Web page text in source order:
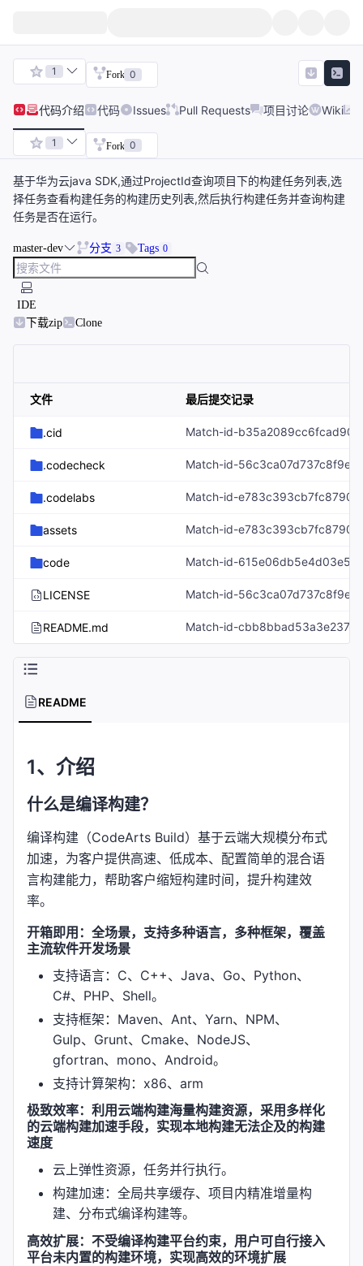
1 Fork 0
代码介绍 代码 Issues Pull Requests 项目讨论 Wiki
1 Fork 0
基于华为云java SDK,通过ProjectId查询项目下的构建任务列表,选
择任务查看构建任务的构建历史列表,然后执行构建任务并查询构建
任务是否在运行。
master-dev 分支 3 Tags 0
IDE
下载zip
Clone
文件 最后提交记录
.cid
.codecheck
.codelabs
assets
code
LICENSE
README.md
README
1、介绍
什么是编译构建？
编译构建（CodeArts Build）基于云端大规模分布式
加速，为客户提供高速、低成本、配置简单的混合语
言构建能力，帮助客户缩短构建时间，提升构建效
率。
开箱即用：全场景，支持多种语言，多种框架，覆盖
主流软件开发场景
支持语言：C、C++、Java、Go、Python、
C#、PHP、Shell。
支持框架：Maven、Ant、Yarn、NPM、
Gulp、Grunt、Cmake、NodeJS、
gfortran、mono、Android。
支持计算架构：x86、arm
极致效率：利用云端构建海量构建资源，采用多样化
的云端构建加速手段，实现本地构建无法企及的构建
速度
云上弹性资源，任务并行执行。
构建加速：全局共享缓存、项目内精准增量构
建、分布式编译构建等。
高效扩展：不受编译构建平台约束，用户可自行接入
平台未内置的构建环境，实现高效的环境扩展